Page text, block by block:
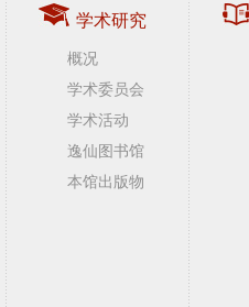
学术研究
概况
学术委员会
学术活动
逸仙图书馆
本馆出版物